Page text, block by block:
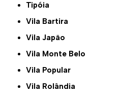
Tipóia
Vila Bartira
Vila Japão
Vila Monte Belo
Vila Popular
Vila Rolândia